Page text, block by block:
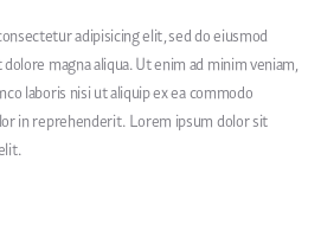
adipisicing elit, sed do eiusmod
magna aliqua. Ut enim ad minim veniam,
laboris nisi ut aliquip ex ea commodo
in reprehenderit. Lorem ipsum dolor sit